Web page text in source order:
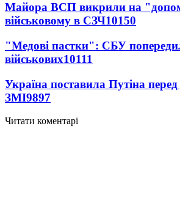
Майора ВСП викрили на
військовому в СЗЧ10150
"Медові пастки": СБУ
військових10111
Україна поставила Путіна
ЗМІ9897
Читати коментарі